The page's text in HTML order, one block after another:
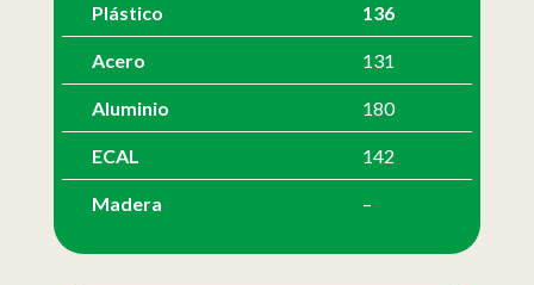
Plástico 136
Acero 131
Aluminio 180
ECAL 142
Madera –